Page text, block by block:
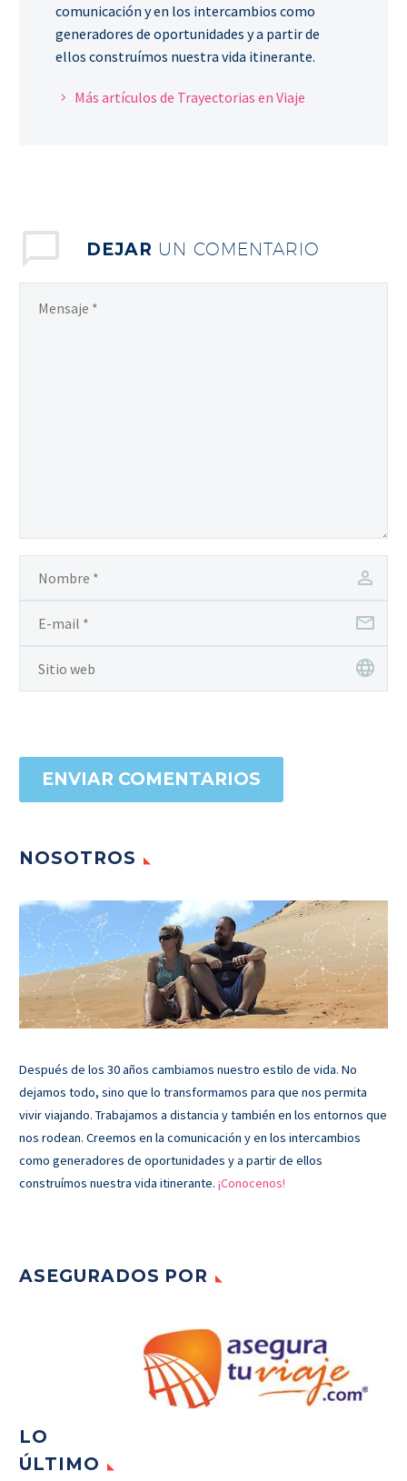
comunicación y en los intercambios como
generadores de oportunidades y a partir de
ellos construímos nuestra vida itinerante.
Más artículos de Trayectorias en Viaje
DEJAR UN COMENTARIO
ENVIAR COMENTARIOS
NOSOTROS
Después de los 30 años cambiamos nuestro estilo de vida. No
dejamos todo, sino que lo transformamos para que nos permita
vivir viajando. Trabajamos a distancia y también en los entornos que
nos rodean. Creemos en la comunicación y en los intercambios
como generadores de oportunidades y a partir de ellos
construímos nuestra vida itinerante. ¡Conocenos!
ASEGURADOS POR
LO
ÚLTIMO